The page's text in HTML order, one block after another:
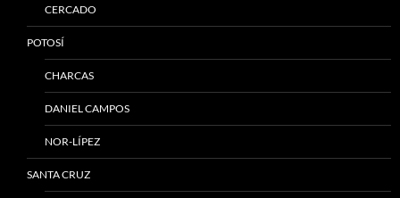
CERCADO
POTOSÍ
CHARCAS
DANIEL CAMPOS
NOR-LÍPEZ
SANTA CRUZ